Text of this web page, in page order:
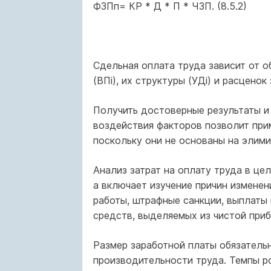
ФЗПп= КР * Д * П * ЧЗП. (8.5.2)
Сдельная оплата труда зависит от
(ВПi), их структуры (УДi) и расценок
Получить достоверные результаты
воздействия факторов позволит
поскольку они не основаны на
Анализ затрат на оплату труда в
а включает изучение причин
работы, штрафные санкции,
средств, выделяемых из чистой
Размер заработной платы
производительности труда. Темпы